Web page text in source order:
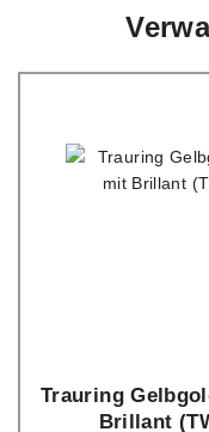
Trauring
Brillant